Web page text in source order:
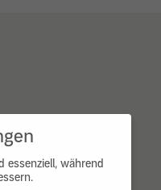
essenziell, während